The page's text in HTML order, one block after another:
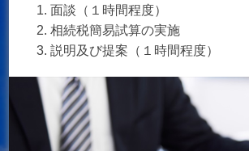
面談（１時間程度）
相続税簡易試算の実施
説明及び提案（１時間程度）